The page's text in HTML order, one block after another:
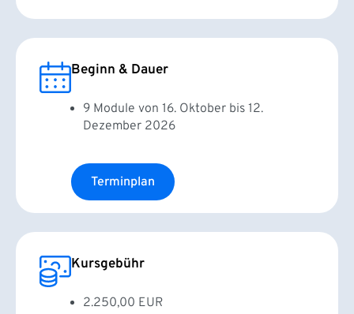
Beginn & Dauer
9 Module von 16. Oktober bis 12.
Dezember 2026
Terminplan
Kursgebühr
2.250,00 EUR